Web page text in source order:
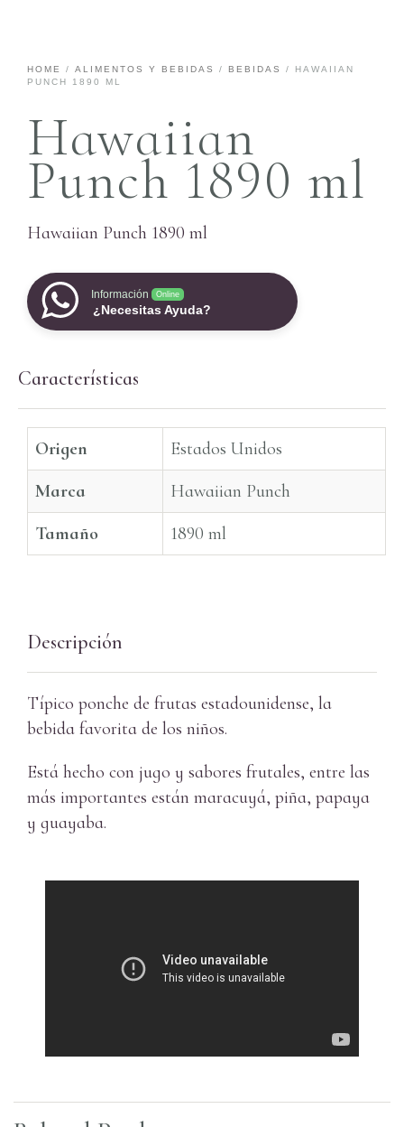
HOME / ALIMENTOS Y BEBIDAS / BEBIDAS
/ HAWAIIAN
PUNCH 1890 ML
Hawaiian
Punch 1890 ml
Hawaiian Punch 1890 ml
Información Online
¿Necesitas Ayuda?
Características
Origen
Estados Unidos
Marca
Hawaiian Punch
Tamaño
1890 ml
Descripción
Típico ponche de frutas estadounidense, la
bebida favorita de los niños.
Está hecho con jugo y sabores frutales, entre las
más importantes están maracuyá, piña, papaya
y guayaba.